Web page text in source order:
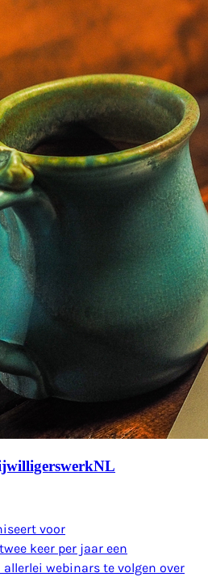
voor
keer per jaar een
webinars te volgen over